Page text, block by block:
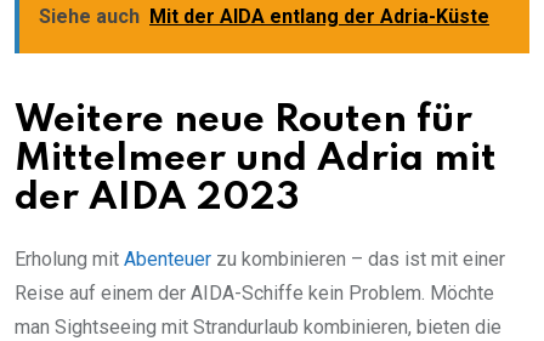
Siehe auch Mit der AIDA entlang der Adria-Küste
Weitere neue Routen für
Mittelmeer und Adria mit
der AIDA 2023
Erholung mit Abenteuer zu kombinieren – das ist mit einer
Reise auf einem der AIDA-Schiffe kein Problem. Möchte
man Sightseeing mit Strandurlaub kombinieren, bieten die